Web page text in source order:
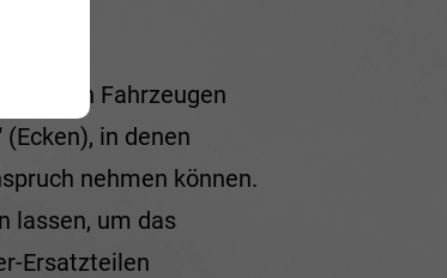
von Fahrzeugen
in denen
nehmen können.
lassen, um das
Ersatzteilen